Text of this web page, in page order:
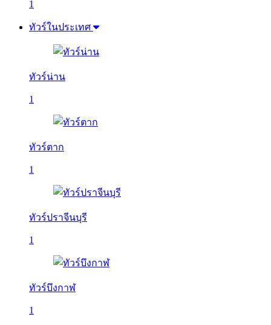
1
ทัวร์ในประเทศ
ทัวร์น่าน
1
ทัวร์ตาก
1
ทัวร์ปราจีนบุรี
1
ทัวร์บึงกาฬ
1